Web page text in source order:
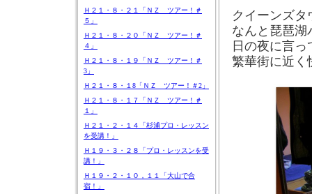
Ｈ２１・８・２１「ＮＺ ツアー！＃
５」
Ｈ２１・８・２０「ＮＺ ツアー！＃
４」
Ｈ２１・８・１９「ＮＺ ツアー！＃
3」
Ｈ２１・８・１8「ＮＺ ツアー！＃2」
Ｈ２１・８・１７「ＮＺ ツアー！＃
１」
Ｈ２１・２・１４「杉浦プロ・レッスン
を受講！」
Ｈ１９・３・２８「プロ・レッスンを受
講！」
Ｈ１９・２・１０，１１「大山で合
宿！」
クイーンズ
なんと琵琶
日の夜に言
繁華街に近く